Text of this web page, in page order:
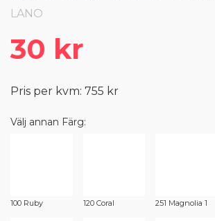
LANO
30 kr
Pris per kvm: 755 kr
Välj annan Färg:
100 Ruby 120 Coral 251 Magnolia 1